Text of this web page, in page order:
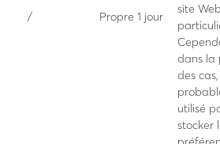
/ Propre 1 jour
site
dans la
des
utilisé
stocker